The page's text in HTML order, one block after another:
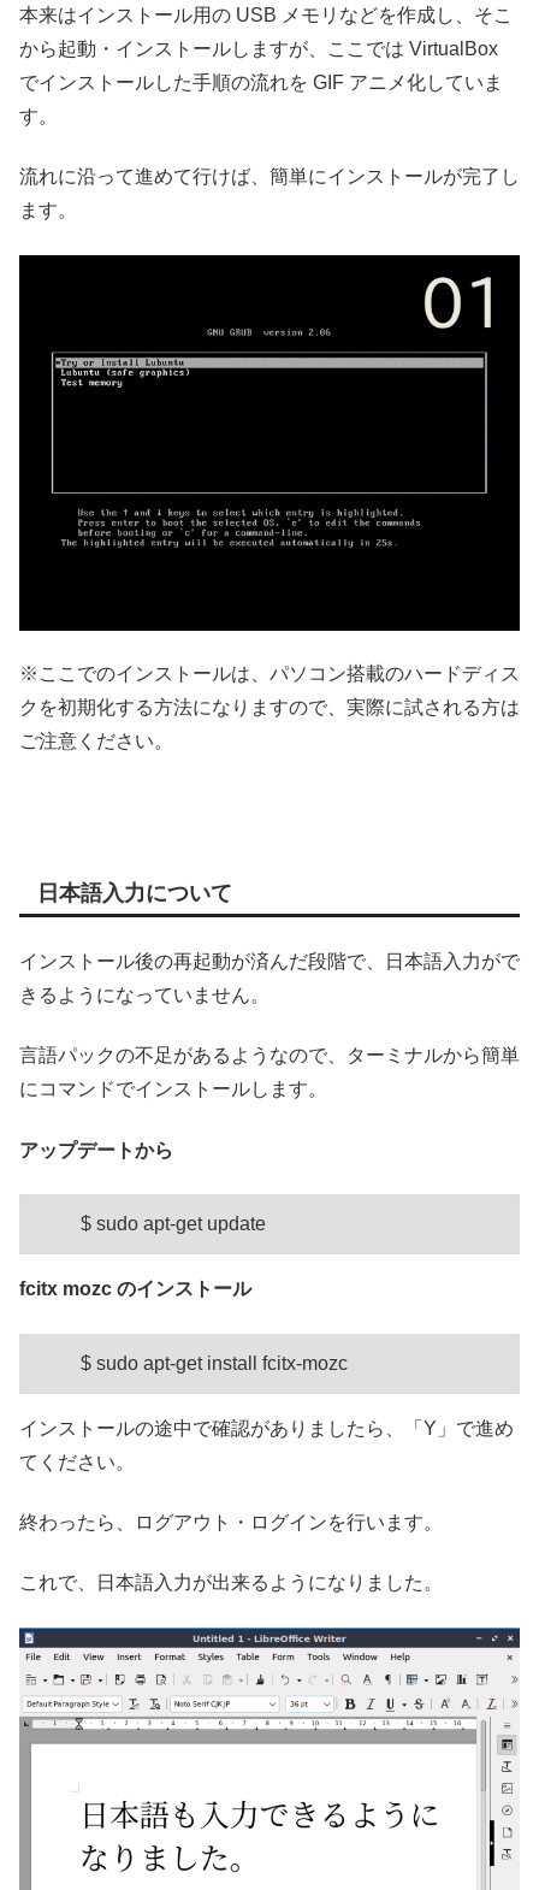
本来はインストール用の USB メモリなどを作成し、そこ
から起動・インストールしますが、ここでは VirtualBox
でインストールした手順の流れを GIF アニメ化していま
す。
流れに沿って進めて行けば、簡単にインストールが完了し
ます。
※ここでのインストールは、パソコン搭載のハードディス
クを初期化する方法になりますので、実際に試される方は
ご注意ください。
日本語入力について
インストール後の再起動が済んだ段階で、日本語入力がで
きるようになっていません。
言語パックの不足があるようなので、ターミナルから簡単
にコマンドでインストールします。
アップデートから
$ sudo apt-get update
fcitx mozc のインストール
$ sudo apt-get install fcitx-mozc
インストールの途中で確認がありましたら、「Y」で進め
てください。
終わったら、ログアウト・ログインを行います。
これで、日本語入力が出来るようになりました。